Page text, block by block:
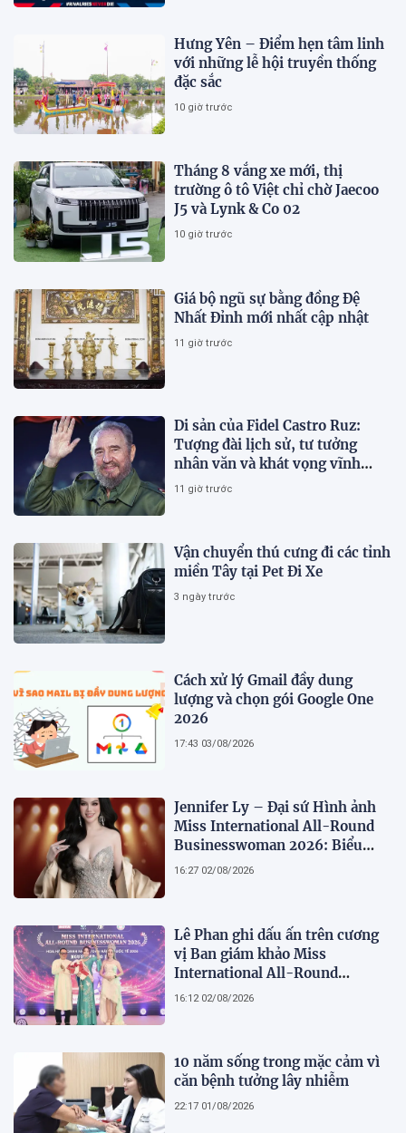
Hưng Yên – Điểm hẹn tâm linh
với những lễ hội truyền thống
đặc sắc
10 giờ trước
Tháng 8 vắng xe mới, thị
trường ô tô Việt chỉ chờ Jaecoo
J5 và Lynk & Co 02
10 giờ trước
Giá bộ ngũ sự bằng đồng Đệ
Nhất Đỉnh mới nhất cập nhật
11 giờ trước
Di sản của Fidel Castro Ruz:
Tượng đài lịch sử, tư tưởng
nhân văn và khát vọng vĩnh
hằng
11 giờ trước
Vận chuyển thú cưng đi các tỉnh
miền Tây tại Pet Đi Xe
3 ngày trước
Cách xử lý Gmail đầy dung
lượng và chọn gói Google One
2026
17:43 03/08/2026
Jennifer Ly – Đại sứ Hình ảnh
Miss International All-Round
Businesswoman 2026: Biểu
tượng của nhan sắc, trí tuệ và
16:27 02/08/2026
Lê Phan ghi dấu ấn trên cương
vị Ban giám khảo Miss
International All-Round
Businesswoman 2026: Thanh
16:12 02/08/2026
10 năm sống trong mặc cảm vì
căn bệnh tưởng lây nhiễm
22:17 01/08/2026